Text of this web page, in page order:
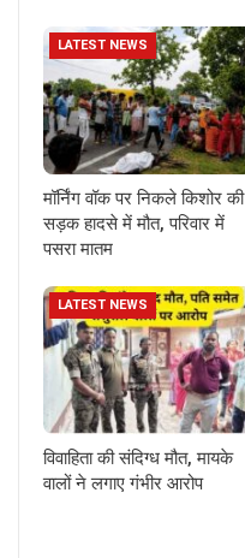
LATEST NEWS
मॉर्निंग वॉक पर निकले किशोर की
सड़क हादसे में मौत, परिवार में
पसरा मातम
LATEST NEWS
विवाहिता की संदिग्ध मौत, मायके
वालों ने लगाए गंभीर आरोप